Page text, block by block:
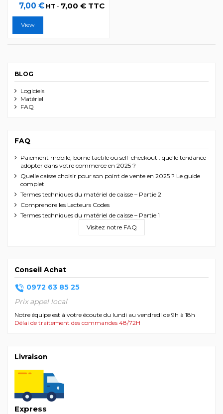
7,00 € HT - 7,00 € TTC
View
BLOG
Logiciels
Matériel
FAQ
FAQ
Paiement mobile, borne tactile ou self-checkout : quelle tendance
adopter dans votre commerce en 2025 ?
Quelle caisse choisir pour son point de vente en 2025 ? Le guide
complet
Termes techniques du matériel de caisse – Partie 2
Comprendre les Lecteurs Codes
Termes techniques du matériel de caisse – Partie 1
Visitez notre FAQ
Conseil Achat
0972 63 85 25
Prix appel local
Notre équipe est à votre écoute du lundi au vendredi de 9h à 18h
Délai de traitement des commandes 48/72H
Livraison
Express